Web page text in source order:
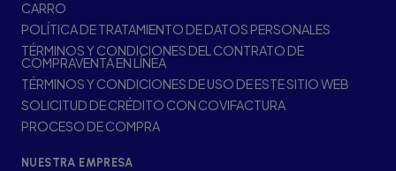
CARRO
POLÍTICA DE TRATAMIENTO DE DATOS PERSONALES
TÉRMINOS Y CONDICIONES DEL CONTRATO DE
COMPRAVENTA EN LÍNEA
TÉRMINOS Y CONDICIONES DE USO DE ESTE SITIO WEB
SOLICITUD DE CRÉDITO CON COVIFACTURA
PROCESO DE COMPRA
NUESTRA EMPRESA